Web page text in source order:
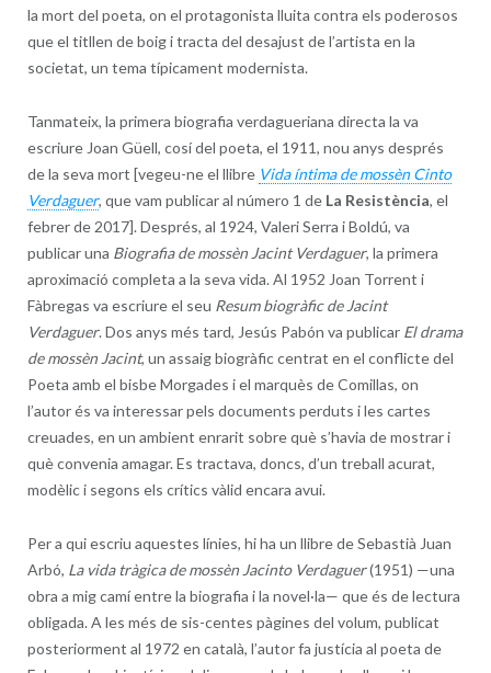
la mort del poeta, on el protagonista lluita contra els poderosos
que el titllen de boig i tracta del desajust de l’artista en la
societat, un tema típicament modernista.
Tanmateix, la primera biografia verdagueriana directa la va
escriure Joan Güell, cosí del poeta, el 1911, nou anys després
de la seva mort [vegeu-ne el llibre Vida íntima de mossèn Cinto
Verdaguer, que vam publicar al número 1 de La Resistència, el
febrer de 2017]. Després, al 1924, Valeri Serra i Boldú, va
publicar una Biografia de mossèn Jacint Verdaguer, la primera
aproximació completa a la seva vida. Al 1952 Joan Torrent i
Fàbregas va escriure el seu Resum biogràfic de Jacint
Verdaguer. Dos anys més tard, Jesús Pabón va publicar El drama
de mossèn Jacint, un assaig biogràfic centrat en el conflicte del
Poeta amb el bisbe Morgades i el marquès de Comillas, on
l’autor és va interessar pels documents perduts i les cartes
creuades, en un ambient enrarit sobre què s’havia de mostrar i
què convenia amagar. Es tractava, doncs, d’un treball acurat,
modèlic i segons els crítics vàlid encara avui.
Per a qui escriu aquestes línies, hi ha un llibre de Sebastià Juan
Arbó, La vida tràgica de mossèn Jacinto Verdaguer(1951) —una
obra a mig camí entre la biografia i la novel·la— que és de lectura
obligada. A les més de sis-centes pàgines del volum, publicat
posteriorment al 1972 en català, l’autor fa justícia al poeta de